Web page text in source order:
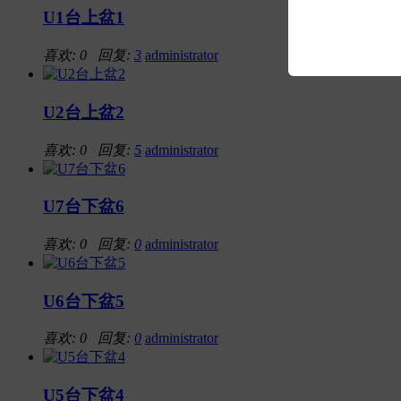
U1台上盆1
喜欢: 0 回复: 3 administrator
U2台上盆2
喜欢: 0 回复: 5 administrator
U7台下盆6
喜欢: 0 回复: 0 administrator
U6台下盆5
喜欢: 0 回复: 0 administrator
U5台下盆4